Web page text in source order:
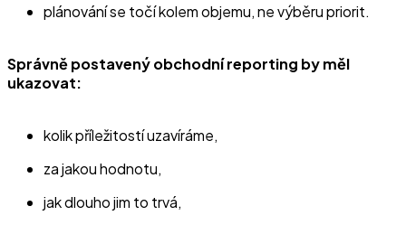
plánování se točí kolem objemu, ne výběru priorit.
Správně postavený obchodní reporting by měl
ukazovat:
kolik příležitostí uzavíráme,
za jakou hodnotu,
jak dlouho jim to trvá,